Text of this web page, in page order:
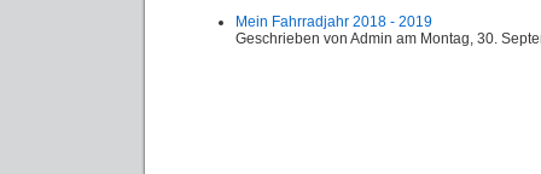
Mein Fahrradjahr 2018 - 2019
Geschrieben von Admin am Montag, 30.